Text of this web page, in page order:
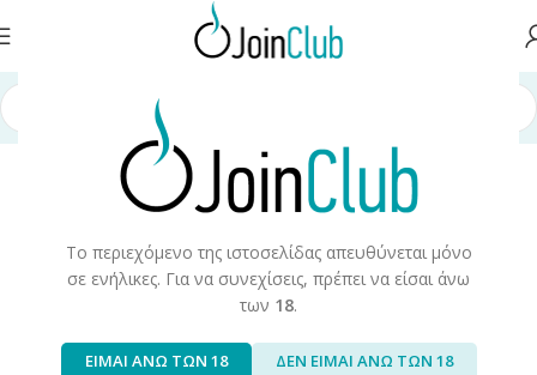
Το περιεχόμενο της ιστοσελίδας απευθύνεται μόνο
σε ενήλικες. Για να συνεχίσεις, πρέπει να είσαι άνω
των 18.
ΕΙΜΑΙ ΑΝΩ ΤΩΝ 18 ΔΕΝ ΕΙΜΑΙ ΑΝΩ ΤΩΝ 18
σελίδα Ηλεκτρονικά μιας Χρήσης